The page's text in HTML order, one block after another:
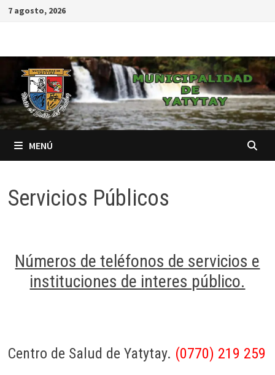
7 agosto, 2026
MENÚ
Servicios Públicos
Números de teléfonos de servicios e
instituciones de interes público.
Centro de Salud de Yatytay. (0770) 219 259